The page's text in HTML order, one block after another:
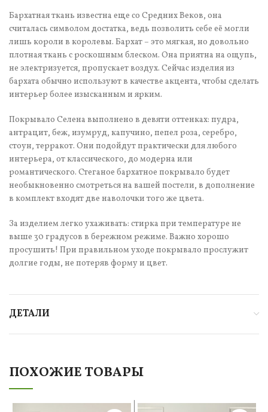
Бархатная ткань известна еще со Средних Веков, она
считалась символом достатка, ведь позволить себе её могли
лишь короли в королевы. Бархат – это мягкая, но довольно
плотная ткань с роскошным блеском. Она приятна на ощупь,
не электризуется, пропускает воздух. Сейчас изделия из
бархата обычно используют в качестве акцента, чтобы сделать
интерьер более изысканным и ярким.
Покрывало Селена выполнено в девяти оттенках: пудра,
антрацит, беж, изумруд, капучино, пепел роза, серебро,
стоун, терракот. Они подойдут практически для любого
интерьера, от классического, до модерна или
романтического. Стеганое бархатное покрывало будет
необыкновенно смотреться на вашей постели, в дополнение
в комплект входят две наволочки того же цвета.
За изделием легко ухаживать: стирка при температуре не
выше 30 градусов в бережном режиме. Важно хорошо
просушить! При правильном уходе покрывало прослужит
долгие годы, не потеряв форму и цвет.
ДЕТАЛИ
ПОХОЖИЕ ТОВАРЫ